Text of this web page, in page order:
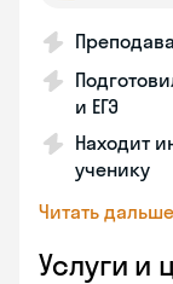
и ЕГЭ
Находит
ученику
Читать дальше
Услуги и